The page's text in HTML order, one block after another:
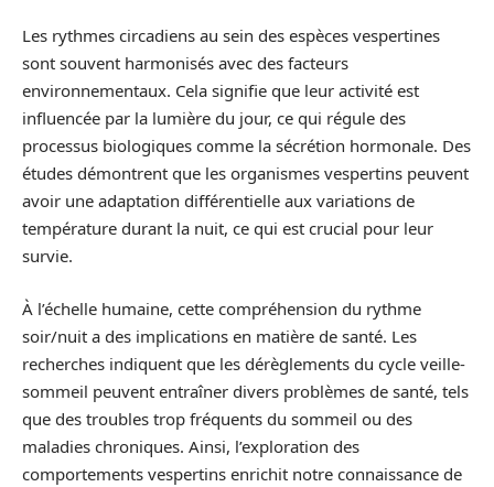
Les rythmes circadiens au sein des espèces vespertines
sont souvent harmonisés avec des facteurs
environnementaux. Cela signifie que leur activité est
influencée par la lumière du jour, ce qui régule des
processus biologiques comme la sécrétion hormonale. Des
études démontrent que les organismes vespertins peuvent
avoir une adaptation différentielle aux variations de
température durant la nuit, ce qui est crucial pour leur
survie.
À l’échelle humaine, cette compréhension du rythme
soir/nuit a des implications en matière de santé. Les
recherches indiquent que les dérèglements du cycle veille-
sommeil peuvent entraîner divers problèmes de santé, tels
que des troubles trop fréquents du sommeil ou des
maladies chroniques. Ainsi, l’exploration des
comportements vespertins enrichit notre connaissance de